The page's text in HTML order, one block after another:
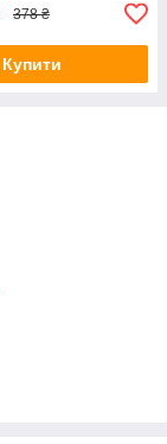
378 ₴
Купити